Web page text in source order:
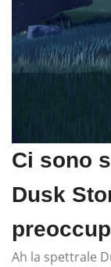
Ci sono
Dusk
Ah la spettrale